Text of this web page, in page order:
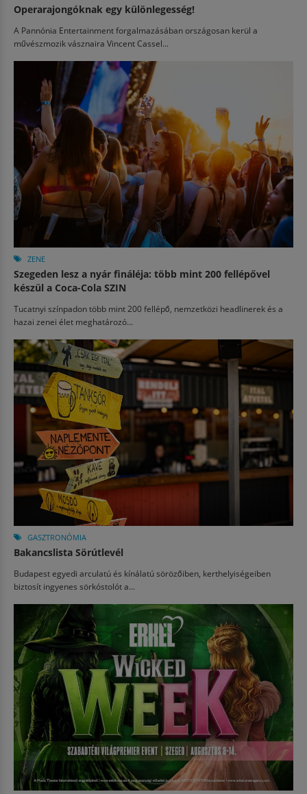
Operarajongóknak egy különlegesség!
A Pannónia Entertainment forgalmazásában országosan kerül a
művészmozik vásznaira Vincent Cassel...
ZENE
Szegeden lesz a nyár fináléja: több mint 200 fellépővel
készül a Coca-Cola SZIN
Tucatnyi színpadon több mint 200 fellépő, nemzetközi headlinerek és a
hazai zenei élet meghatározó...
GASZTRONÓMIA
Bakancslista Sörútlevél
Budapest egyedi arculatú és kínálatú sörözőiben, kerthelyiségeiben
biztosít ingyenes sörkóstolót a...